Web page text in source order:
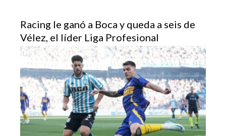
Racing le ganó a Boca y queda a seis de
Vélez, el líder Liga Profesional